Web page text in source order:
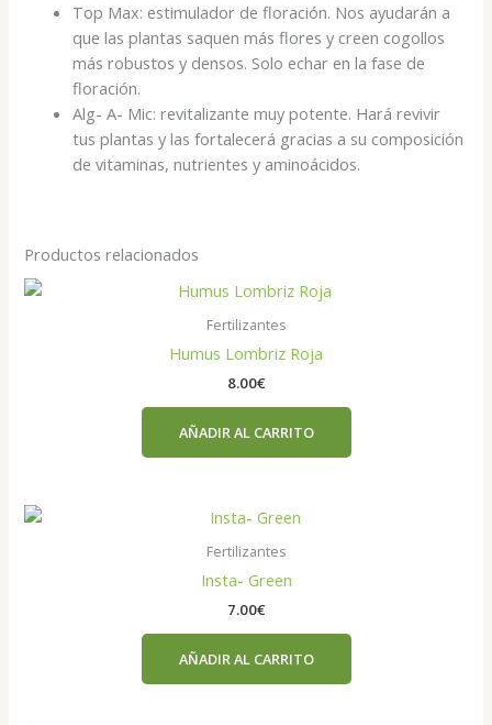
Top Max: estimulador de floración. Nos ayudarán a
que las plantas saquen más flores y creen cogollos
más robustos y densos. Solo echar en la fase de
floración.
Alg- A- Mic: revitalizante muy potente. Hará revivir
tus plantas y las fortalecerá gracias a su composición
de vitaminas, nutrientes y aminoácidos.
Productos relacionados
Fertilizantes
Humus Lombriz Roja
8.00€
AÑADIR AL CARRITO
Fertilizantes
Insta- Green
7.00€
AÑADIR AL CARRITO